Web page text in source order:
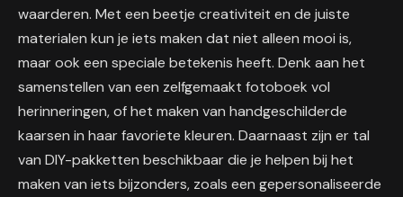
waarderen. Met een beetje creativiteit en de juiste
materialen kun je iets maken dat niet alleen mooi is,
maar ook een speciale betekenis heeft. Denk aan het
samenstellen van een zelfgemaakt fotoboek vol
herinneringen, of het maken van handgeschilderde
kaarsen in haar favoriete kleuren. Daarnaast zijn er tal
van DIY-pakketten beschikbaar die je helpen bij het
maken van iets bijzonders, zoals een gepersonaliseerde